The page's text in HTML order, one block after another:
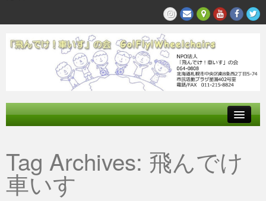
参加する
私たちの活動
Tag Archives: 飛んでけ
車いす